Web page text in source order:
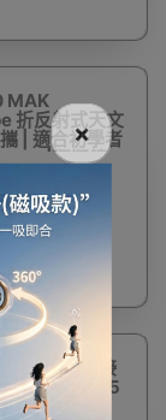
MAK
折反射式天文
| 適合初學者
|觀靶鏡 -
相機轉接
螺紋/1.25
套筒
×